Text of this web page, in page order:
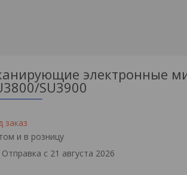
электронные
SU3900
заказ
и в розницу
Отправка с 21 августа 2026